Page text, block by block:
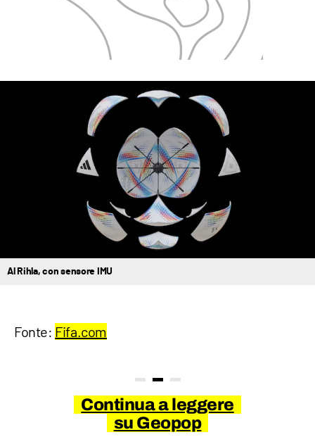
Al Rihla, con sensore IMU
Fonte: Fifa.com
Continua a leggere
su Geopop